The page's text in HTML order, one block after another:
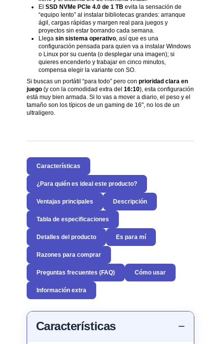
El SSD NVMe PCIe 4.0 de 1 TB evita la sensación de
“equipo lento” al instalar bibliotecas grandes: arranque
ágil, cargas rápidas y margen real para juegos y
proyectos sin estar borrando cada semana.
Llega sin sistema operativo, así que es una
configuración pensada para quien va a instalar Windows
o Linux por su cuenta (o desplegar una imagen); si
quieres encenderlo y trabajar en cinco minutos,
compensa elegir la variante con SO.
Si buscas un portátil “para todo” pero con prioridad clara en
juego(y con la comodidad extra del 16:10), esta configuración
está muy bien armada. Si lo vas a mover a diario, el peso y el
tamaño son los típicos de un gaming de 16", no los de un
ultraligero.
Características
¿Para quién es ideal este producto?
Ventajas principales Descripción
Tabla de especificaciones
Detalles del producto Es para mí
Razones para comprar
Preguntas frecuentes (FAQ) Cómo usar
Información extra
Características